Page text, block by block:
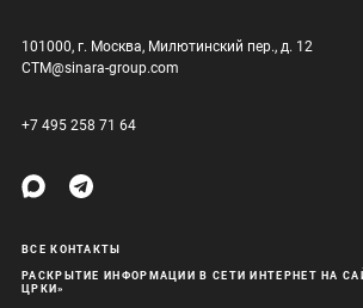
101000, г. Москва, Милютинский пер., д. 12
CTM@sinara-group.com
+7 495 258 71 64
ВСЕ КОНТАКТЫ
РАСКРЫТИЕ ИНФОРМАЦИИ В СЕТИ ИНТЕРНЕТ НА
ЦРКИ»